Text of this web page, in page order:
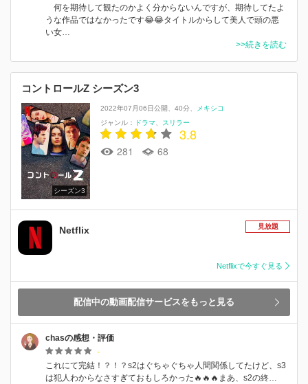
何を期待して観たのかよく分からないんですが、期待してたよ
うな作品ではなかったです😂😂タイトルからして美人で頭の悪
い女…
>>続きを読む
コントロールZ シーズン3
シーズン3
2022年07月06日公開 40分
メキシコ
ジャンル：
ドラマ スリラー
3.8
281 68
Netflix 見放題
Netflixで今すぐ見る
配信中の動画配信サービスをもっと見る
chasの感想・評価
-
これにて完結！？！？s2はぐちゃぐちゃ人間関係してたけど、s3
は犯人わからなさすぎておもしろかった🔥🔥🔥まあ、s2の終…